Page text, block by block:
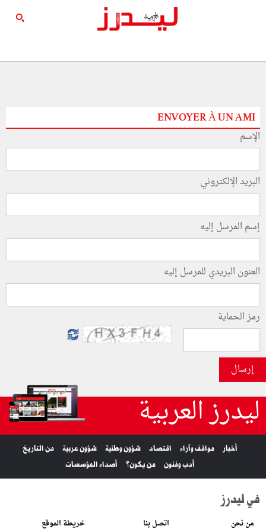
ENVOYER À UN AMI
الإسم
البريد الإلكتروني
إسم المرسل إليه
العنون البريدي للمرسل إليه
رمز الحماية
إرسال
ليدرز العربية
أخبار مواقف وآراء اقتصاد شؤون وطنية شؤون عربية
من التاريخ
أدب وفنون
من يكون؟ أصداء المؤسسات
في ليدرز
من نحن اتصل بنا خريطة الموقع